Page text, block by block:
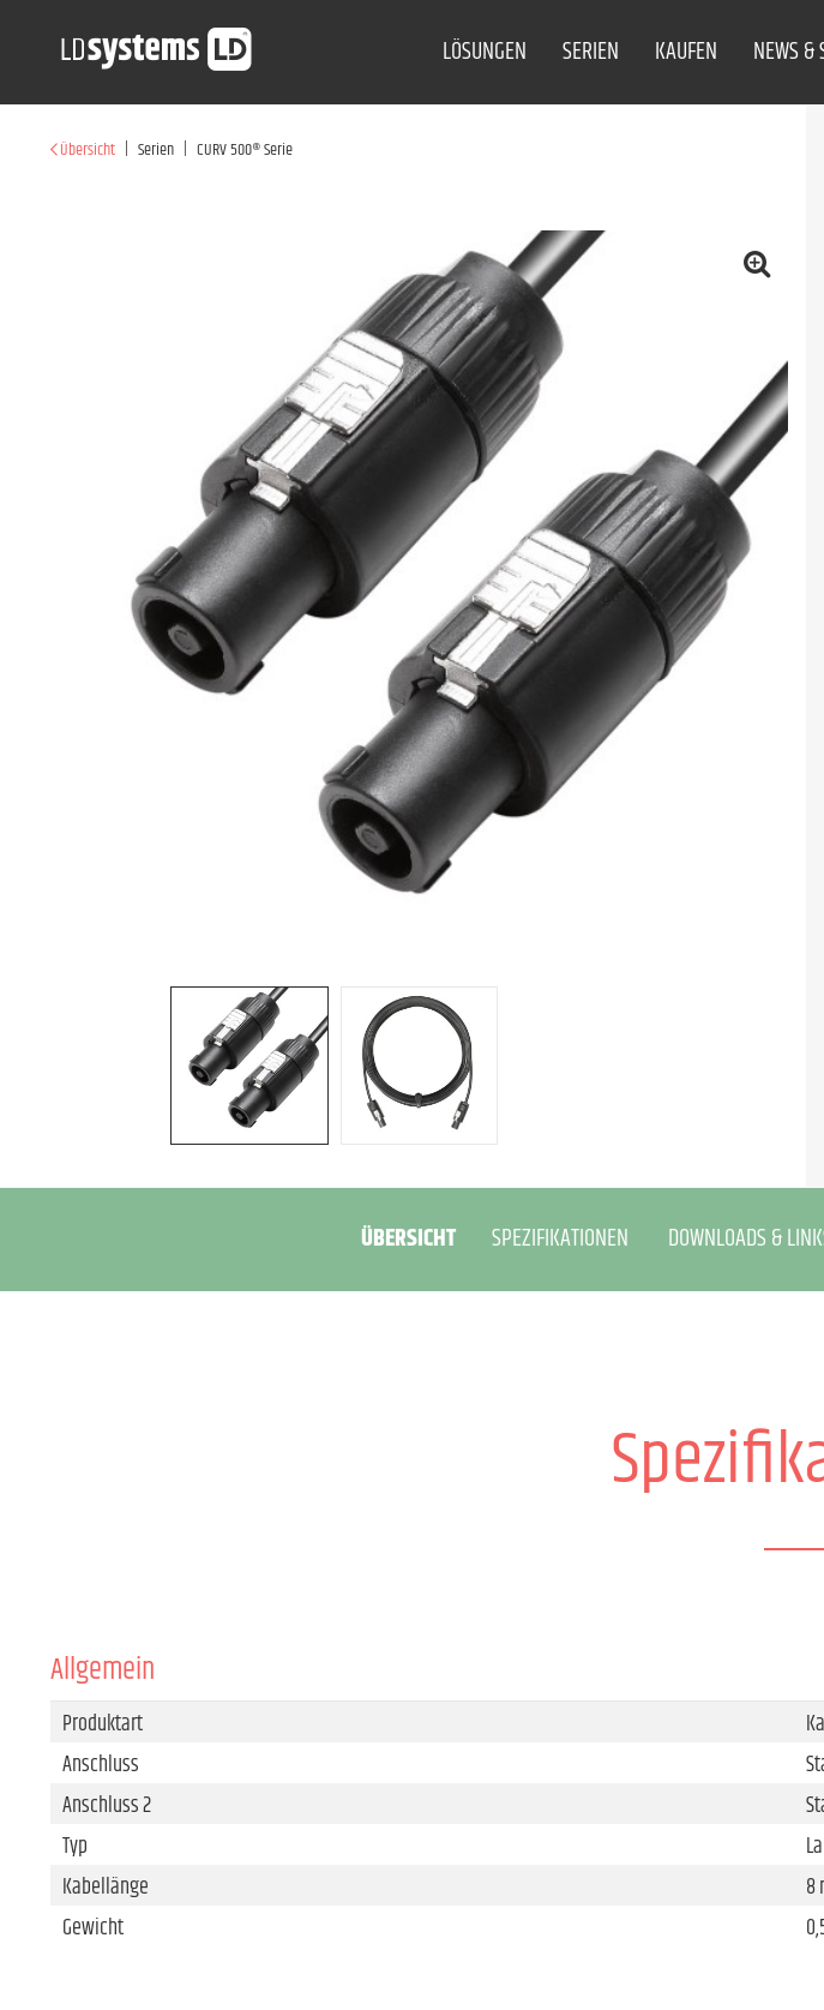
LÖSUNGEN SERIEN KAUFEN NEWS &
Übersicht | Serien | CURV 500® Serie
ÜBERSICHT SPEZIFIKATIONEN DOWNLOADS &
Allgemein
Produktart
Anschluss
Anschluss 2
Typ
Kabellänge
8
Gewicht